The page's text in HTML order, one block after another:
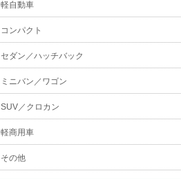
軽自動車
コンパクト
セダン／ハッチバック
ミニバン／ワゴン
SUV／クロカン
軽商用車
その他